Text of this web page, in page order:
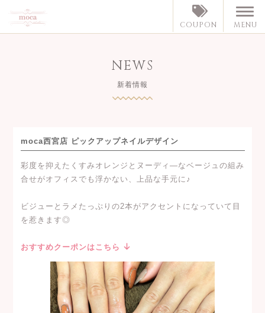
COUPON MENU
NEWS
新着情報
moca西宮店 ピックアップネイルデザイン
彩度を抑えたくすみオレンジとヌーディ—なベージュの組み
合せがオフィスでも浮かない、上品な手元に♪
ビジューとラメたっぷりの2本がアクセントになっていて目
を惹きます◎
おすすめクーポンはこちら